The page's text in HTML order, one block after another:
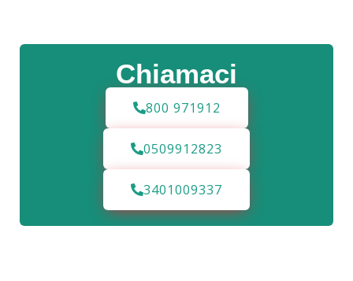
Chiamaci
800 971912
0509912823
3401009337